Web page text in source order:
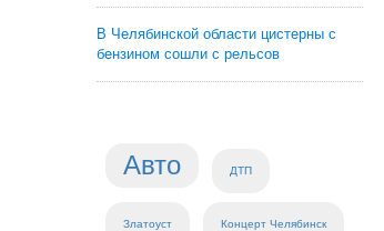
В Челябинской области цистерны с
бензином сошли с рельсов
Авто ДТП
Златоуст Концерт Челябинск